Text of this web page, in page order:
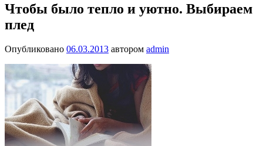
Чтобы было тепло и уютно. Выбираем
плед
Опубликовано 06.03.2013 автором admin